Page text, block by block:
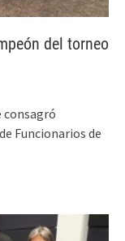
del torneo
consagró
Funcionarios de